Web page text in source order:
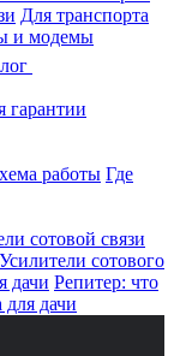
Для транспорта
и модемы
гарантии
работы Где
сотовой связи
Усилители сотового
дачи Репитер: что
дачи